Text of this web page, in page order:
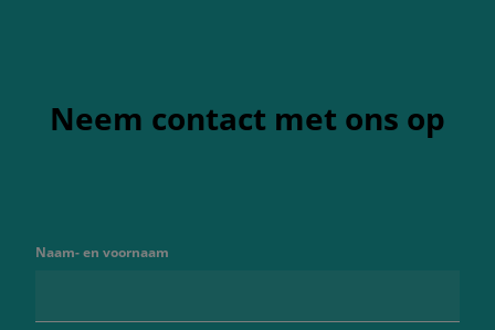
Neem contact met ons op
Naam- en voornaam